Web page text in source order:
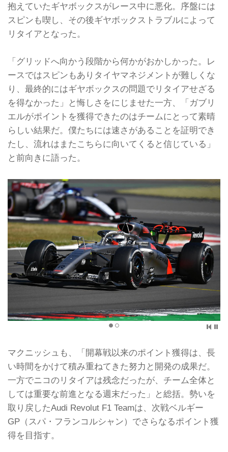
抱えていたギヤボックスがレース中に悪化。序盤には
スピンも喫し、その後ギヤボックストラブルによって
リタイアとなった。
「グリッドへ向かう段階から何かがおかしかった。レ
ースではスピンもありタイヤマネジメントが難しくな
り、最終的にはギヤボックスの問題でリタイアせざる
を得なかった」と悔しさをにじませた一方、「ガブリ
エルがポイントを獲得できたのはチームにとって素晴
らしい結果だ。僕たちには速さがあることを証明でき
たし、流れはまたこちらに向いてくると信じている」
と前向きに語った。
マクニッシュも、「開幕戦以来のポイント獲得は、長
い時間をかけて積み重ねてきた努力と開発の成果だ。
一方でニコのリタイアは残念だったが、チーム全体と
しては重要な前進となる週末だった」と総括。勢いを
取り戻したAudi Revolut F1 Teamは、次戦ベルギー
GP（スパ・フランコルシャン）でさらなるポイント獲
得を目指す。